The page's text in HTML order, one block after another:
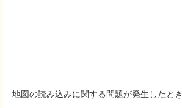
地図の読み込みに関する問題が発生したとき